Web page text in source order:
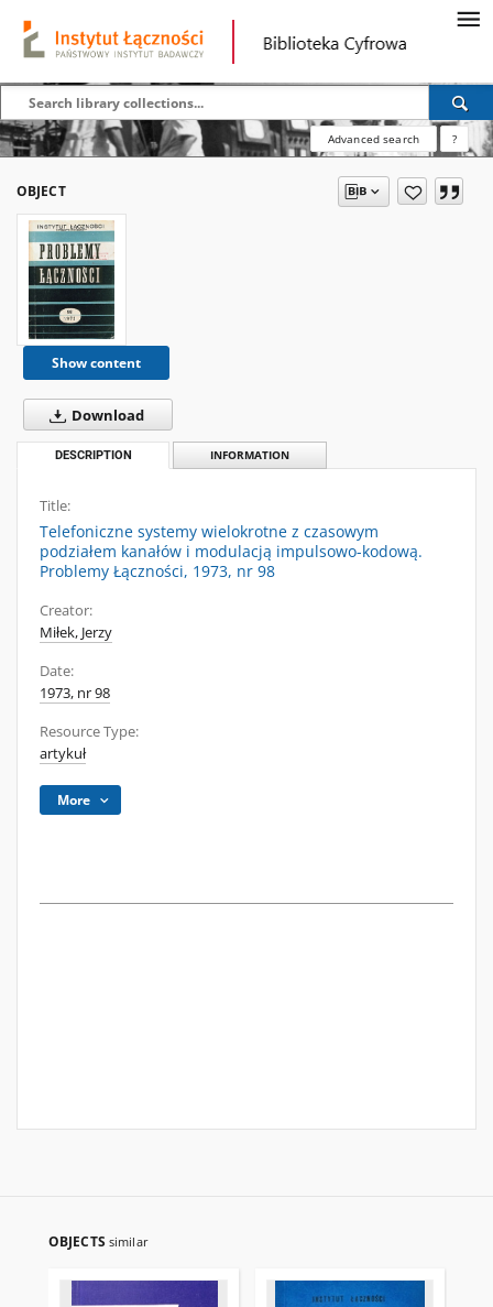
Advanced search ?
OBJECT
Show content
Download
DESCRIPTION INFORMATION
Title:
Telefoniczne systemy wielokrotne z czasowym
podziałem kanałów i modulacją impulsowo-kodową.
Problemy Łączności, 1973, nr 98
Creator:
Miłek, Jerzy
Date:
1973, nr 98
Resource Type:
artykuł
More
OBJECTS similar